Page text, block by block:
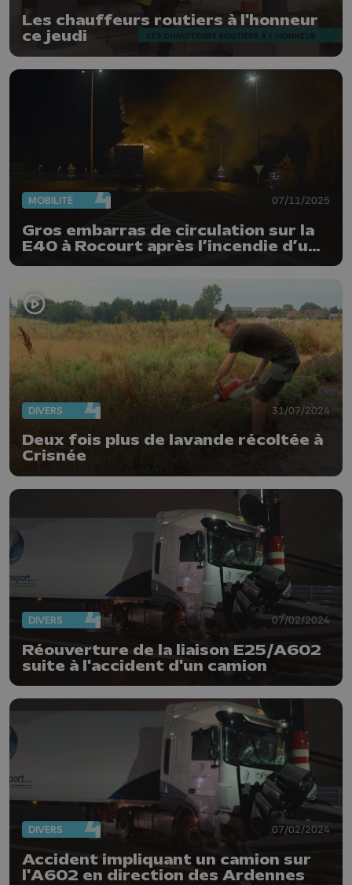
Les chauffeurs routiers à l'honneur
ce jeudi
MOBILITÉ 07/11/2025
Gros embarras de circulation sur la
E40 à Rocourt après l’incendie d’un
camion
DIVERS 31/07/2024
Deux fois plus de lavande récoltée à
Crisnée
DIVERS 07/02/2024
Réouverture de la liaison E25/A602
suite à l'accident d'un camion
DIVERS 07/02/2024
Accident impliquant un camion sur
l'A602 en direction des Ardennes